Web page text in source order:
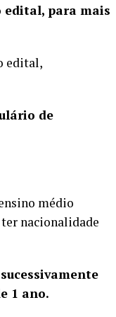
edital, para mais
edital,
de
médio
nacionalidade
1 ano.